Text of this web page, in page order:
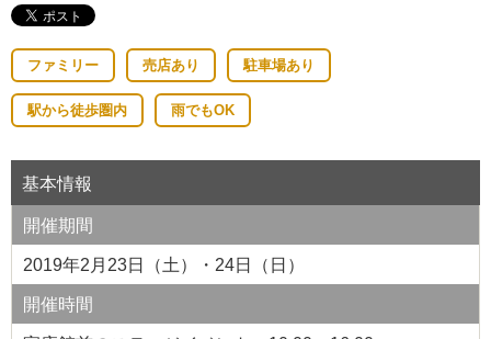
ファミリー 売店あり 駐車場あり
駅から徒歩圏内 雨でもOK
基本情報
開催期間
2019年2月23日（土）・24日（日）
開催時間